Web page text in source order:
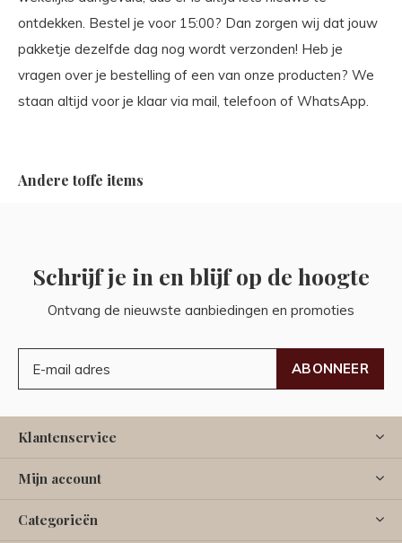
ontdekken. Bestel je voor 15:00? Dan zorgen wij dat jouw
pakketje dezelfde dag nog wordt verzonden! Heb je
vragen over je bestelling of een van onze producten? We
staan altijd voor je klaar via mail, telefoon of WhatsApp.
Andere toffe items
Schrijf je in en blijf op de hoogte
Ontvang de nieuwste aanbiedingen en promoties
ABONNEER
Klantenservice
Mijn account
Categorieën